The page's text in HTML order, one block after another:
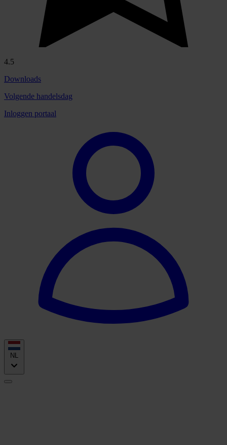
4.5
Downloads
Volgende handelsdag
Inloggen portaal
NL